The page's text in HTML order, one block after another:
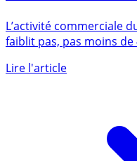
solides au 1er
L’activité commerciale
faiblit pas, pas moins de